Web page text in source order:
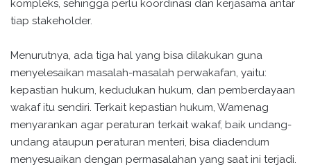
kompleks, sehingga perlu koordinasi dan kerjasama antar
tiap stakeholder.
Menurutnya, ada tiga hal yang bisa dilakukan guna
menyelesaikan masalah-masalah perwakafan, yaitu:
kepastian hukum, kedudukan hukum, dan pemberdayaan
wakaf itu sendiri. Terkait kepastian hukum, Wamenag
menyarankan agar peraturan terkait wakaf, baik undang-
undang ataupun peraturan menteri, bisa diadendum
menyesuaikan dengan permasalahan yang saat ini terjadi.